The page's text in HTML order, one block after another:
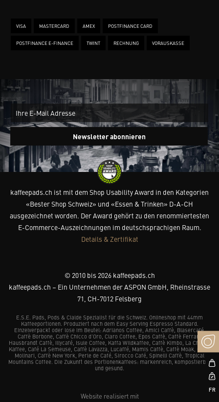
VISA MASTERCARD AMEX POSTFINANCE CARD
POSTFINANCE E-FINANCE TWINT RECHNUNG VORAUSKASSE
Newsletter abonnieren
kaffeepads.ch ist mit dem Shop Usability Award in den Kategorien
«Bester Shop Schweiz» und «Essen & Trinken» D-A-CH
ausgezeichnet worden. Der Award gehört zu den renommiertesten
E-Commerce-Auszeichnungen im deutschsprachigen Raum.
Details & Zertifikat
© 2010 bis 2026 kaffeepads.ch
kaffeepads.ch – Ein Unternehmen der ASPON GmbH, Rheinstrasse
71, CH-7012 Felsberg
E.S.E. Pads, Pods & Cialde Spezialist für die Schweiz. Onlineshop mit 44mm
Kaffeeportionen. Produziert nach dem Easy Serving Espresso Standard.
Einzelverpackt oder lose im Beutel: Adrianos Coffee, Amici Caffè, Blasercafé,
Caffè Borbone, Caffè Chicco d’Oro, Claro Coffee, Epos Caffè, Caffè Ferrari,
Hausbrandt Caffè, Illycafé, Isule Coffee, Kaffa Wildkaffee, Caffè Kimbo, La Chacra
Kaffee, Café La Semeuse, Caffè Lavazza, Lucaffé, Mamis Caffè, Caffè Moak, Caffè
Molinari, Caffè New York, Perle de Café, Sirocco Café, Spinelli Caffè, Tropical
Mountains Coffee. Die Zukunft des Portionenkaffees: markenreich, kompostierbar
und gesund.
Website realisiert mit